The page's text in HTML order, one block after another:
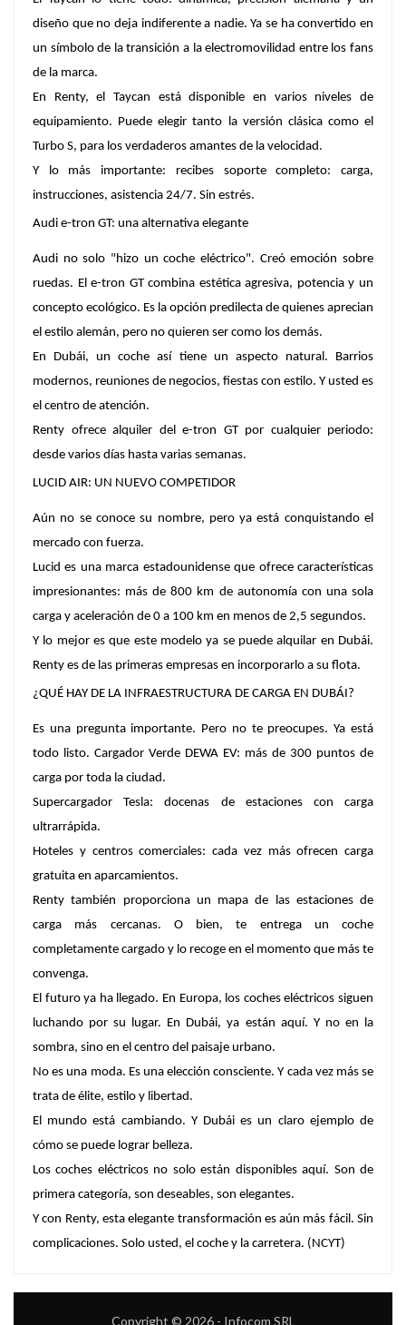
diseño que no deja indiferente a nadie. Ya se ha convertido en
un símbolo de la transición a la electromovilidad entre los fans
de la marca.
En Renty, el Taycan está disponible en varios niveles de
equipamiento. Puede elegir tanto la versión clásica como el
Turbo S, para los verdaderos amantes de la velocidad.
Y lo más importante: recibes soporte completo: carga,
instrucciones, asistencia 24/7. Sin estrés.
Audi e-tron GT: una alternativa elegante
Audi no solo "hizo un coche eléctrico". Creó emoción sobre
ruedas. El e-tron GT combina estética agresiva, potencia y un
concepto ecológico. Es la opción predilecta de quienes aprecian
el estilo alemán, pero no quieren ser como los demás.
En Dubái, un coche así tiene un aspecto natural. Barrios
modernos, reuniones de negocios, fiestas con estilo. Y usted es
el centro de atención.
Renty ofrece alquiler del e-tron GT por cualquier periodo:
desde varios días hasta varias semanas.
LUCID AIR: UN NUEVO COMPETIDOR
Aún no se conoce su nombre, pero ya está conquistando el
mercado con fuerza.
Lucid es una marca estadounidense que ofrece características
impresionantes: más de 800 km de autonomía con una sola
carga y aceleración de 0 a 100 km en menos de 2,5 segundos.
Y lo mejor es que este modelo ya se puede alquilar en Dubái.
Renty es de las primeras empresas en incorporarlo a su flota.
¿QUÉ HAY DE LA INFRAESTRUCTURA DE CARGA EN DUBÁI?
Es una pregunta importante. Pero no te preocupes. Ya está
todo listo. Cargador Verde DEWA EV: más de 300 puntos de
carga por toda la ciudad.
Supercargador Tesla: docenas de estaciones con carga
ultrarrápida.
Hoteles y centros comerciales: cada vez más ofrecen carga
gratuita en aparcamientos.
Renty también proporciona un mapa de las estaciones de
carga más cercanas. O bien, te entrega un coche
completamente cargado y lo recoge en el momento que más te
convenga.
El futuro ya ha llegado. En Europa, los coches eléctricos siguen
luchando por su lugar. En Dubái, ya están aquí. Y no en la
sombra, sino en el centro del paisaje urbano.
No es una moda. Es una elección consciente. Y cada vez más se
trata de élite, estilo y libertad.
El mundo está cambiando. Y Dubái es un claro ejemplo de
cómo se puede lograr belleza.
Los coches eléctricos no solo están disponibles aquí. Son de
primera categoría, son deseables, son elegantes.
Y con Renty, esta elegante transformación es aún más fácil. Sin
complicaciones. Solo usted, el coche y la carretera. (NCYT)
Copyright © 2026 - Infocom SRL